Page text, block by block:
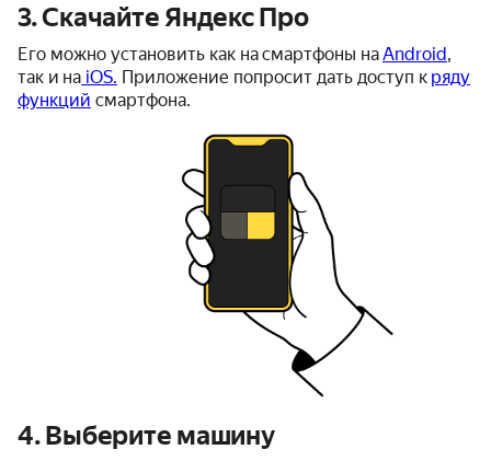
3. Скачайте Яндекс Про
Его можно установить как на смартфоны наAndroid,
так и на iOS. Приложение попросит дать доступ к ряду
функций смартфона.
4. Выберите машину